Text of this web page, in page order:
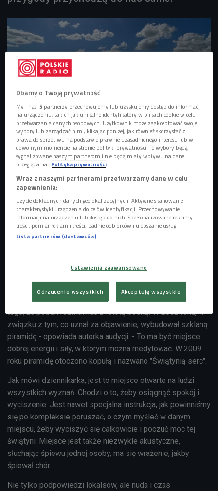
Kadry z podróży dookoła Bałtyku Foto: Kadry z podróży dookoła Bałtyku
Na początku czerwca odbyła siędwutygodniowa wyprawa
Martyny Matwiejuk dookoła Morza Bałtyckiego.
podróży proponuję mieć oczy i uszy otwarte. Warto słuchać
w żadnym z przewodników - opowiada. - Na samym
początku mojej podróży dookoła Morza Bałtyckiego,
jeszcze w Polsce, dowiedziałam się, że w drodze do Wilna
miejsca położonego na odludziu. - Był rok 1980, kiedy
siedmioletni Povilas podczas mszy zdał sobie sprawę z
tego, że potrafi rozmawiać z istotą boską. W 2002 roku, w
związku z tym, co uznał za objawienie, wybudował szklaną
piramidę - opowiada autorka audycji. - To ma być miejsce
dobrej energii i siły, w którym można medytować. W 2009
roku piramidę otoczono kopułą i nazwano "Świątynią serc".
Jak mówi dziennikarka, jest to miejsce otwarte na ludzi
wszystkich wyznań. Chodzi o to, żeby osiągnąć spokój i
wyciszenie. Jest nawet specjalna instrukcja, jak powinniśmy
się po kompleksie poruszać, o czym myśleć w danym
miejscu, żeby wyciszyć się całkowicie i poczuć moc tej
świątyni. Miejsce jest także niezwykle akustyczne,
słuchając śpiewu jednej osoby, ma się wrażenie, jakby
śpiewał chór.
Nie tylko podpowiedzi lokalsów, ale nuda i czas
Dbamy o Twoją prywatność
My i nasi5 partnerzy przechowujemy lub uzyskujemy dostęp do informacji
na urządzeniu, takich jak unikalne identyfikatory w plikach cookie w celu
przetwarzania danych osobowych. Użytkownik może zaakceptować swoje
wybory lub zarządzać nimi, klikając poniżej, jak również skorzystać z
prawa do sprzeciwu na podstawie prawnie uzasadnionego interesu lub w
dowolnym momencie na stronie polityki prywatności. Te wybory będą
sygnalizowane naszym partnerom i nie będą miały wpływu na dane
przeglądania. Polityka prywatności
Wraz z naszymi partnerami przetwarzamy dane w celu
zapewnienia:
Użycie dokładnych danych geolokalizacyjnych. Aktywne skanowanie
charakterystyki urządzenia do celów identyfikacji. Przechowywanie
informacji na urządzeniu lub dostęp do nich. Spersonalizowane reklamy i
treści, pomiar reklam i treści, badnie odbiorców i ulepszanie usług.
Lista partnerów (dostawców)
Ustawienia zaawansowane
Odrzucenie wszystkich Akceptuję wszystkie